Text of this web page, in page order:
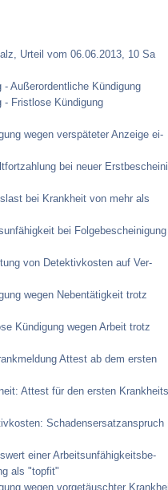
Ur­teil vom 06.06.2013, 10 Sa
Außer­or­dent­li­che Kündi­gung
- Frist­lo­se Kündi­gung
we­gen ver­späte­ter An­zei­ge ei­
bei neu­er
bei Krank­heit von mehr als
bei Fol­ge­be­schei­ni­gung
von De­tek­tiv­kos­ten auf Ver­
we­gen Ne­bentätig­keit trotz
Kündi­gung we­gen Ar­beit trotz
At­test ab dem ers­ten
At­test für den ers­ten
Scha­dens­er­satz­an­spruch
ei­ner Ar­beits­unfähig­keits­be­
als "top­fit"
we­gen vor­getäusch­ter